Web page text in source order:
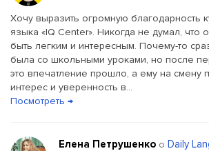
Хочу выразить огромную благодарность
языка «IQ Center». Никогда не думал, что
быть легким и интересным. Почему-то
была со школьными уроками, но после
это впечатление прошло, а ему на смену
интерес и уверенность в...
Посмотреть →
Елена Петрушенко о Daily